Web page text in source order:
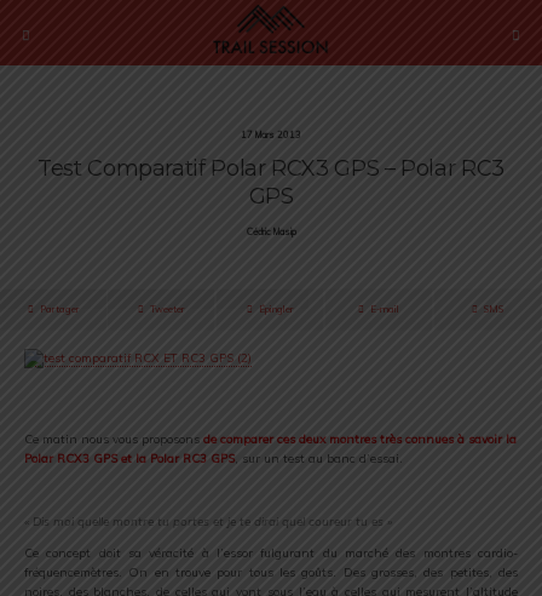
17 Mars 2013
Test Comparatif Polar RCX3 GPS – Polar RC3
GPS
Cédric Masip
Partager Tweeter Épingler E-mail SMS
Ce matin nous vous proposons de comparer ces deux montres très connues à savoir la
Polar RCX3 GPS et la Polar RC3 GPS, sur un test au banc d’essai.
« Dis moi quelle montre tu portes et je te dirai quel coureur tu es »
Ce concept doit sa véracité à l’essor fulgurant du marché des montres cardio-
fréquencemètres. On en trouve pour tous les goûts. Des grosses, des petites, des
noires, des blanches, de celles qui vont sous l’eau à celles qui mesurent l’altitude